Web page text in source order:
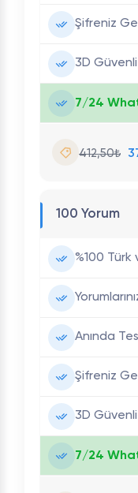
Şifreniz
3D
7/24
412,50₺
100 Yorum
%100
Anında
Şifreniz
3D
7/24